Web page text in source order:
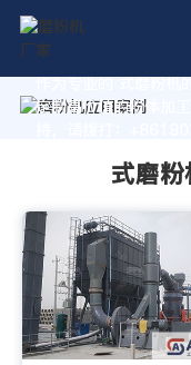
作为专业的 式磨粉机
定制高价值的粉体加
式磨